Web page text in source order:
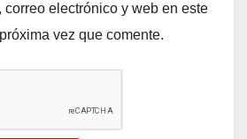
correo electrónico y web en este
vez que comente.